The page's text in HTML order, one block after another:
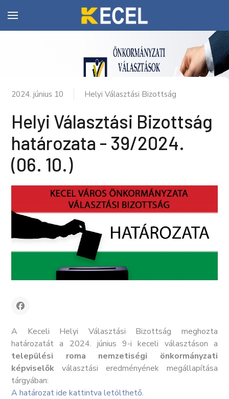
2024. június 10 Helyi Választási Bizottság
Helyi Választási Bizottság
határozata - 39/2024.
(06. 10.)
A Keceli Helyi Választási Bizottság meghozta
határozatát a 2024. június 9-i keceli választáson a
települési roma nemzetiségi önkormányzati
képviselők választási eredményének megállapítása
tárgyában:
A határozat ide kattintva letölthető.